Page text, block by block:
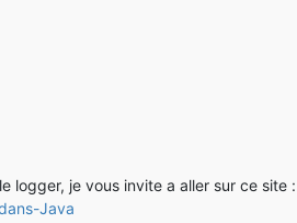
logger, je vous invite a aller sur ce site :
Java